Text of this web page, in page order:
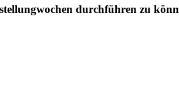
durchführen zu